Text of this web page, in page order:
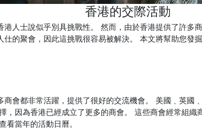
香港的交際活動
人士說似乎別具挑戰性。 然而，由於香港提供了許多
的聚會，因此這挑戰很容易被解決。 本文將幫助您發
會都非常活躍，提供了很好的交流機會。 美國﹑英國
，因為香港已經成立了更多的商會。 這些商會經常組
看當年的活動日曆。